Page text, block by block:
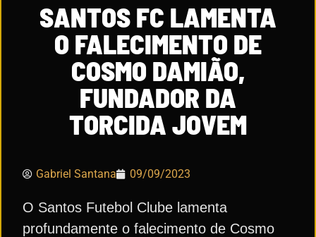
SANTOS FC LAMENTA
O FALECIMENTO DE
COSMO DAMIÃO,
FUNDADOR DA
TORCIDA JOVEM
Gabriel Santana 09/09/2023
O Santos Futebol Clube lamenta
profundamente o falecimento de Cosmo